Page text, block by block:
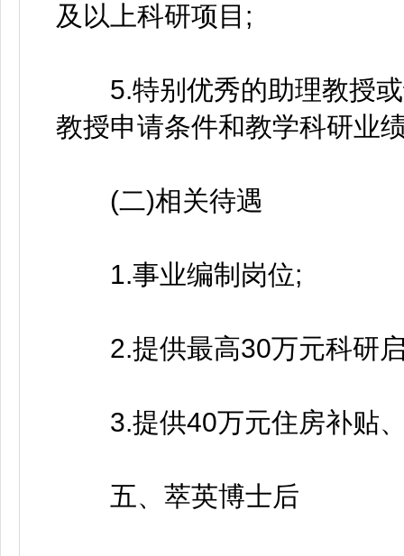
及以上科研项目;
5.特别优秀的助理教授或
教授申请条件和教学科研业
(二)相关待遇
1.事业编制岗位;
2.提供最高30万元科研启
3.提供40万元住房补贴
五、萃英博士后